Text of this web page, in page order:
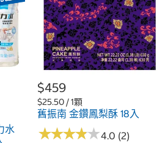
水
$459
$25.50 / 1顆
舊振南 金鑽鳳梨酥 18入
★★★★★
★★★★★4.0 (2)